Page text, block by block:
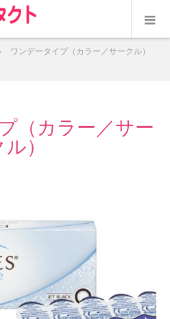
ワンデータイプ（カラー／サークル）
（カラー／サー
ル）